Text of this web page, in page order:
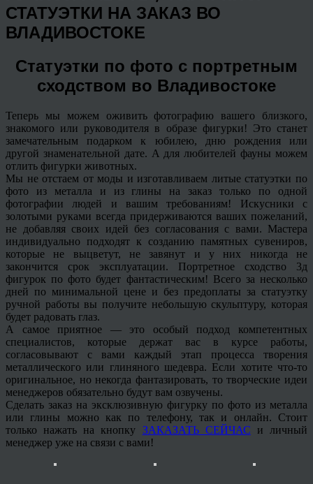
СТАТУЭТКИ НА ЗАКАЗ ВО
ВЛАДИВОСТОКЕ
Статуэтки по фото с портретным
сходством во Владивостоке
Теперь мы можем оживить фотографию вашего близкого,
знакомого или руководителя в образе фигурки! Это станет
замечательным подарком к юбилею, дню рождения или
другой знаменательной дате. А для любителей фауны можем
отлить фигурки животных.
Мы не отстаем от моды и изготавливаем литые статуэтки по
фото из металла и из глины на заказ только по одной
фотографии людей и вашим требованиям! Искусники с
золотыми руками всегда придерживаются ваших пожеланий,
не добавляя своих идей без согласования с вами. Мастера
индивидуально подходят к созданию памятных сувениров,
которые не выцветут, не завянут и у них никогда не
закончится срок эксплуатации. Портретное сходство 3д
фигурок по фото будет фантастическим! Всего за несколько
дней по минимальной цене и без предоплаты за статуэтку
ручной работы вы получите небольшую скульптуру, которая
будет радовать глаз.
А самое приятное — это особый подход компетентных
специалистов, которые держат вас в курсе работы,
согласовывают с вами каждый этап процесса творения
металлического или глиняного шедевра. Если хотите что-то
оригинальное, но некогда фантазировать, то творческие идеи
менеджеров обязательно будут вам озвучены.
Сделать заказ на эксклюзивную фигурку по фото из металла
или глины можно как по телефону, так и онлайн. Стоит
только нажать на кнопку ЗАКАЗАТЬ СЕЙЧАС и личный
менеджер уже на связи с вами!